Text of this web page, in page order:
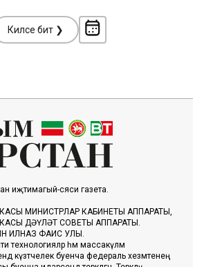
Киләсе бит ❯
иҗтимагый-сәяси газета.
МИНИСТРЛАР КАБИНЕТЫ АППАРАТЫ,
ДӘҮЛӘТ СОВЕТЫ АППАРАТЫ.
ИЛНАЗ ФАИС УЛЫ.
технологияләр һәм массакүләм
күзәтчелек буенча федераль хезмәтенең